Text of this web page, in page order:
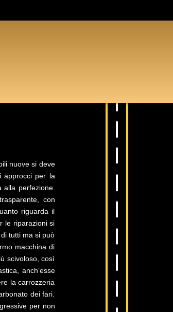
nuove si deve
approcci per la
perfezione.
con
riguarda il
le riparazioni si
tutti ma si può
macchina di
scivoloso, così
anch’esse
la carrozzeria
dei fari.
per non